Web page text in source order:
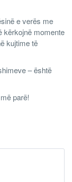
e verës me
kërkojnë momente
kujtime të
– është
parë!